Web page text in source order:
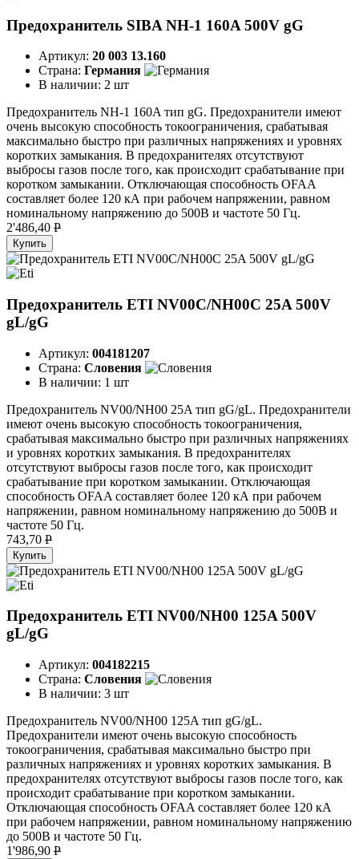
Предохранитель SIBA NH-1 160A 500V gG
Артикул: 20 003 13.160
Страна: Германия
В наличии: 2 шт
Предохранитель NH-1 160A тип gG. Предохранители имеют
очень высокую способность токоограничения, срабатывая
максимально быстро при различных напряжениях и уровнях
коротких замыкания. В предохранителях отсутствуют
выбросы газов после того, как происходит срабатывание при
коротком замыкании. Отключающая способность OFAA
составляет более 120 кА при рабочем напряжении, равном
номинальному напряжению до 500В и частоте 50 Гц.
2'486,40 P
Купить
Предохранитель ETI NV00C/NH00C 25A 500V
gL/gG
Артикул: 004181207
Страна: Словения
В наличии: 1 шт
Предохранитель NV00/NH00 25A тип gG/gL. Предохранители
имеют очень высокую способность токоограничения,
срабатывая максимально быстро при различных напряжениях
и уровнях коротких замыкания. В предохранителях
отсутствуют выбросы газов после того, как происходит
срабатывание при коротком замыкании. Отключающая
способность OFAA составляет более 120 кА при рабочем
напряжении, равном номинальному напряжению до 500В и
частоте 50 Гц.
743,70 P
Купить
Предохранитель ETI NV00/NH00 125A 500V
gL/gG
Артикул: 004182215
Страна: Словения
В наличии: 3 шт
Предохранитель NV00/NH00 125A тип gG/gL.
Предохранители имеют очень высокую способность
токоограничения, срабатывая максимально быстро при
различных напряжениях и уровнях коротких замыкания. В
предохранителях отсутствуют выбросы газов после того, как
происходит срабатывание при коротком замыкании.
Отключающая способность OFAA составляет более 120 кА
при рабочем напряжении, равном номинальному напряжению
до 500В и частоте 50 Гц.
1'986,90 P